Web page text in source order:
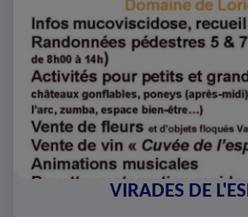
VIRADES DE